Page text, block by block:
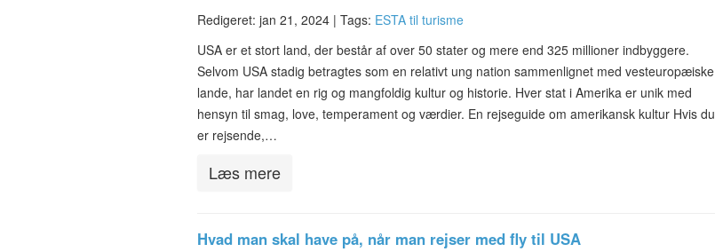
Redigeret: jan 21, 2024 | Tags: ESTA til turisme
USA er et stort land, der består af over 50 stater og mere end 325 millioner indbyggere.
Selvom USA stadig betragtes som en relativt ung nation sammenlignet med vesteuropæiske
lande, har landet en rig og mangfoldig kultur og historie. Hver stat i Amerika er unik med
hensyn til smag, love, temperament og værdier. En rejseguide om amerikansk kultur Hvis du
er rejsende,…
Læs mere
Hvad man skal have på, når man rejser med fly til USA